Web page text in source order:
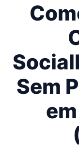
Sem